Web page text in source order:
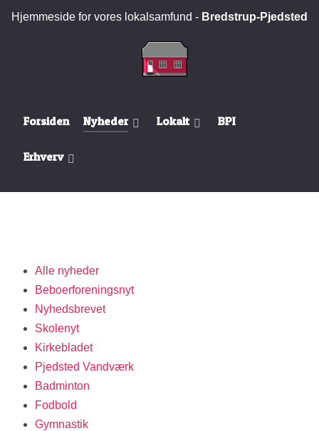
Hjemmeside for vores lokalsamfund - Bredstrup-Pjedsted
Forsiden Nyheder Lokalt BPI
Erhverv
Alle nyheder
Beboerforeningsnyt
Nyhedsbrevet
Skolenyt
Kirkebladet
Pjedsted Vandværk
Badminton
Fodbold
Gymnastik